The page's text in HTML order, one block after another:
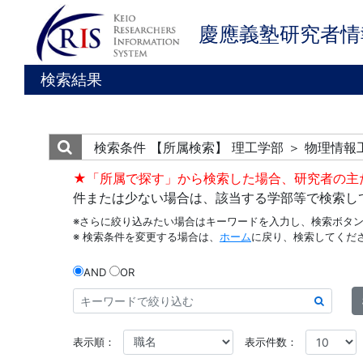
慶應義塾研究者
検索結果
検索条件
【所属検索】 理工学部 ＞ 物理情報
★「所属で探す」から検索した場合、研究者の
件または少ない場合は、該当する学部等で検索し
※さらに絞り込みたい場合はキーワードを入力し、検索ボタ
※ 検索条件を変更する場合は、 ホームに戻り、検索してくだ
AND OR
表示順： 表示件数：